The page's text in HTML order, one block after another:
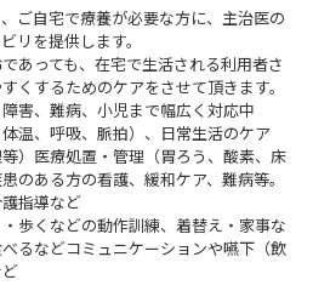
ご自宅で療養が必要な方に、主治医の
リを提供します。
あっても、在宅で生活される利用者さ
くするためのケアをさせて頂きます。
障害、難病、小児まで幅広く対応中
温、呼吸、脈拍）、日常生活のケア
等）医療処置・管理（胃ろう、酸素、床
のある方の看護、緩和ケア、難病等。
指導など
・歩くなどの動作訓練、着替え・家事な
るなどコミュニケーションや嚥下（飲